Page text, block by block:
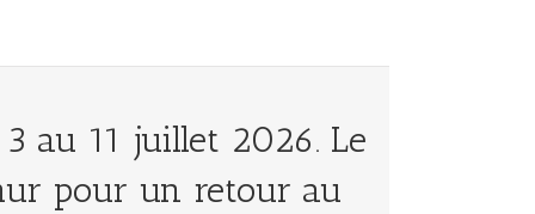
au 11 juillet 2026. Le
pour un retour au